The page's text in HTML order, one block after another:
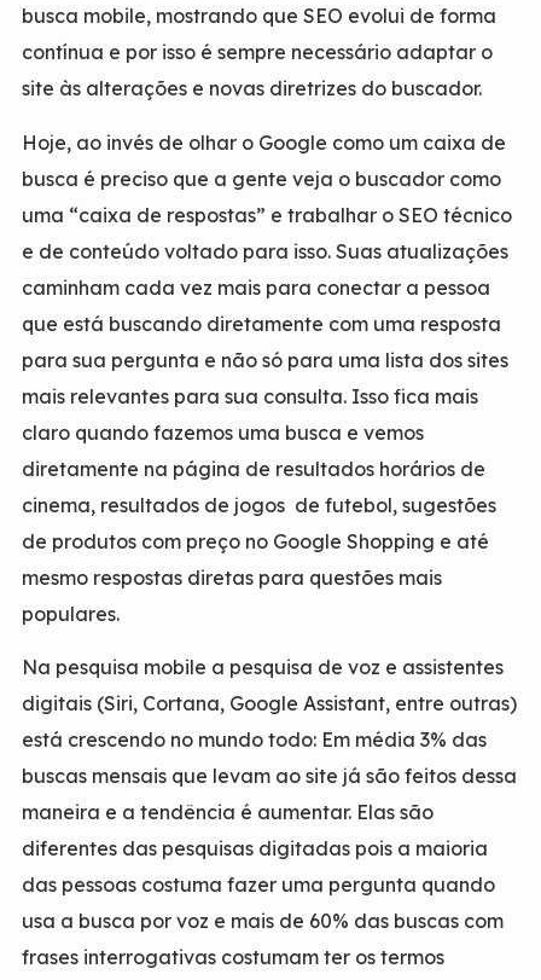
busca mobile, mostrando que SEO evolui de forma
contínua e por isso é sempre necessário adaptar o
site às alterações e novas diretrizes do buscador.
Hoje, ao invés de olhar o Google como um caixa de
busca é preciso que a gente veja o buscador como
uma “caixa de respostas” e trabalhar o SEO técnico
e de conteúdo voltado para isso. Suas atualizações
caminham cada vez mais para conectar a pessoa
que está buscando diretamente com uma resposta
para sua pergunta e não só para uma lista dos sites
mais relevantes para sua consulta. Isso fica mais
claro quando fazemos uma busca e vemos
diretamente na página de resultados horários de
cinema, resultados de jogos de futebol, sugestões
de produtos com preço no Google Shopping e até
mesmo respostas diretas para questões mais
populares.
Na pesquisa mobile a pesquisa de voz e assistentes
digitais (Siri, Cortana, Google Assistant, entre outras)
está crescendo no mundo todo: Em média 3% das
buscas mensais que levam ao site já são feitos dessa
maneira e a tendência é aumentar. Elas são
diferentes das pesquisas digitadas pois a maioria
das pessoas costuma fazer uma pergunta quando
usa a busca por voz e mais de 60% das buscas com
frases interrogativas costumam ter os termos